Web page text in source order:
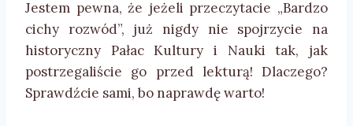
Jestem pewna, że jeżeli przeczytacie „Bardzo
cichy rozwód”, już nigdy nie spojrzycie na
historyczny Pałac Kultury i Nauki tak, jak
postrzegaliście go przed lekturą! Dlaczego?
Sprawdźcie sami, bo naprawdę warto!